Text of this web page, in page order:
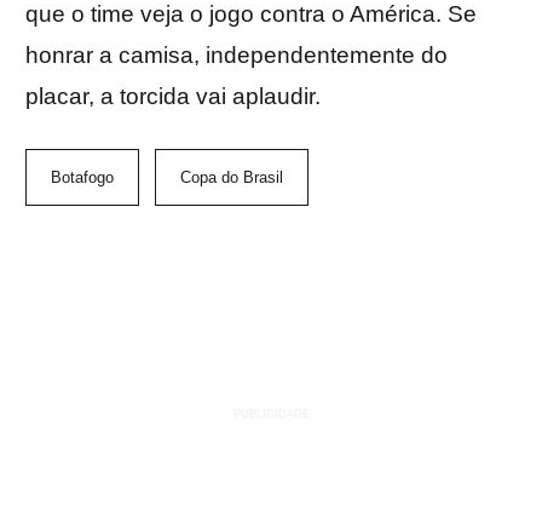
que o time veja o jogo contra o América. Se
honrar a camisa, independentemente do
placar, a torcida vai aplaudir.
Botafogo Copa do Brasil